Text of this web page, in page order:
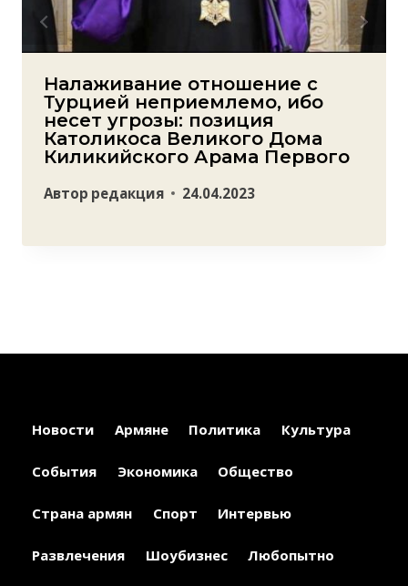
Налаживание отношение с
Турцией неприемлемо, ибо
несет угрозы: позиция
Католикоса Великого Дома
Киликийского Арама Первого
Автор редакция 24.04.2023
Новости Армяне Политика Культура
События Экономика Общество
Страна армян Спорт Интервью
Развлечения Шоубизнес Любопытно